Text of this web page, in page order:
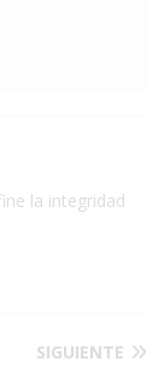
la integridad
SIGUIENTE